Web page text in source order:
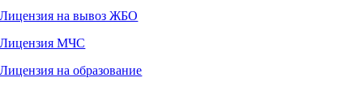
Лицензия на вывоз ЖБО
Лицензия МЧС
Лицензия на образование